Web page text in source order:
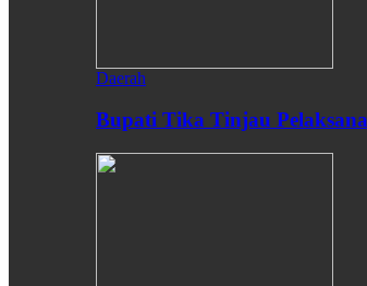
Daerah
Bupati Tika Tinjau